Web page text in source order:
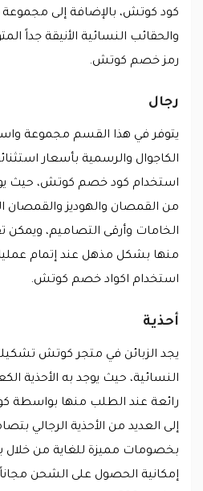
كود كوتش، بالإضافة إلى
والحقائب النسائية الأنيقة جداً
رمز خصم كوتش.
رجال
يتوفر في هذا القسم مجموعة
الكاجوال والرسمية بأسعار
استخدام كود خصم كوتش، حيث
من القمصان والهوديز والقمصان
الخامات وأرقى التصاميم، ويمكن
منها بشكل مذهل عند إتمام
استخدام اكواد خصم كوتش.
أحذية
يجد الزبائن في متجر كوتش
النسائية، حيث يوجد به الأحذية
رائعة عند الطلب منها بواسطة
إلى العديد من الأحذية الرجالي
بخصومات مميزة للغاية من خلال
إمكانية الحصول على الشحن